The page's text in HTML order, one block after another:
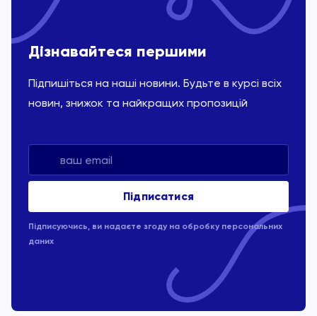
Дізнавайтеся першими
Підпишіться на наші новини. Будьте в курсі всіх
новин, знижок та найкращих пропозицій
Підписуючись, ви надаєте згоду на обробку персональних
даних